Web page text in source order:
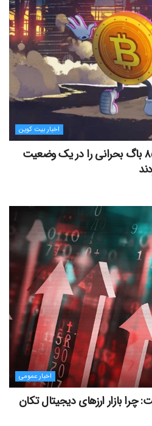
اخبار بیت کوین
توسعه‌دهندگان بیت‌کوین ۸۵ باگ بحرانی را در یک وضعیت
اخبار عمومی
بازار ارزهای دیجیتال تکان